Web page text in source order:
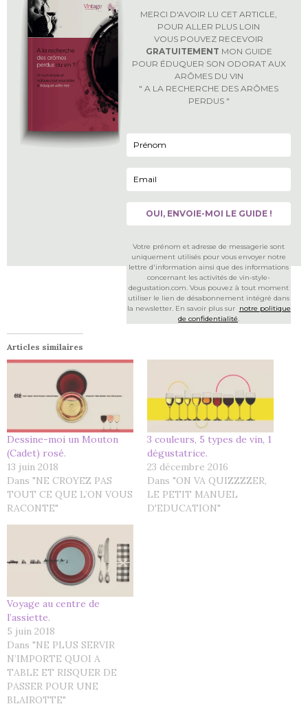
MERCI D'AVOIR LU CET ARTICLE,
POUR ALLER PLUS LOIN
VOUS POUVEZ RECEVOIR
GRATUITEMENT MON GUIDE
POUR ÉDUQUER SON ODORAT AUX
ARÔMES DU VIN
" A LA RECHERCHE DES ARÔMES
PERDUS "
Votre prénom et adresse de messagerie sont
uniquement utilisés pour vous envoyer notre
lettre d'information ainsi que des informations
concernant les activités de vin-style-
degustation.com. Vous pouvez à tout moment
utiliser le lien de désabonnement intégré dans
la newsletter. En savoir plus sur notre politique
de confidentialité.
Articles similaires
Dessine-moi un Mouton
(Cadet) rosé.
13 juin 2018
Dans "NE CROYEZ PAS
TOUT CE QUE L’ON VOUS
RACONTE"
3 couleurs, 5 types de vin, 1
dégustatrice.
23 décembre 2016
Dans "ON VA QUIZZZZER,
LE PETIT MANUEL
D'EDUCATION"
Voyage au centre de
l’assiette.
5 juin 2018
Dans "NE PLUS SERVIR
N’IMPORTE QUOI A
TABLE ET RISQUER DE
PASSER POUR UNE
BLAIROTTE"